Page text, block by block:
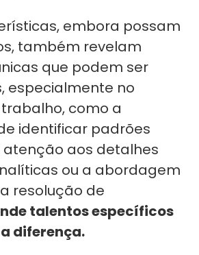
embora possam
também revelam
que podem ser
especialmente no
como a
identificar padrões
atenção aos detalhes
ou a abordagem
resolução de
talentos específicos
diferença.